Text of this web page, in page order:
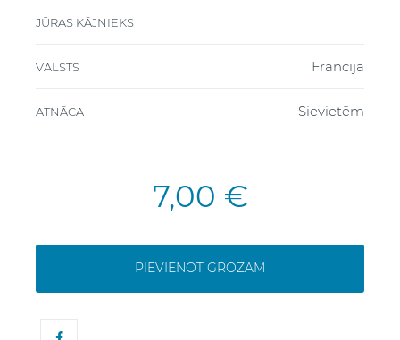
JŪRAS KĀJNIEKS
VALSTS Francija
ATNĀCA Sievietēm
7,00 €
PIEVIENOT GROZAM